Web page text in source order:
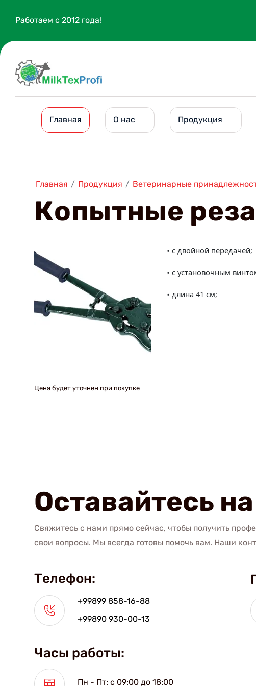
Работаем с 2012 года!
Главная О нас Продукция
Главная / Продукция / Ветеринарные
Копытные
•с двойной передачей;
•с установочным
•длина 41 см;
Цена будет уточнен при покупке
Оставайтесь
Свяжитесь с нами прямо сейчас, чтобы получить
свои вопросы. Мы всегда готовы помочь вам. Наши
Телефон:
+99899 858-16-88
+99890 930-00-13
Часы работы:
Пн - Пт: с 09:00 до 18:00